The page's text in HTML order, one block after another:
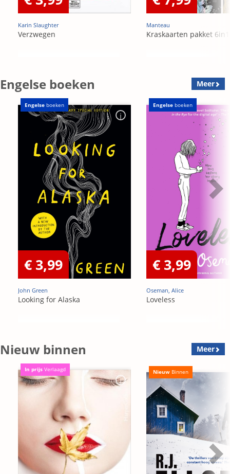
Karin Slaughter
Verzwegen
Manteau
Kraskaarten pakket 6in1
Engelse boeken Meer
Engelse boeken
€ 3,99
John Green
Looking for Alaska
Engelse boeken
€ 3,99
Oseman, Alice
Loveless
Nieuw binnen Meer
In prijs Verlaagd Nieuw Binnen